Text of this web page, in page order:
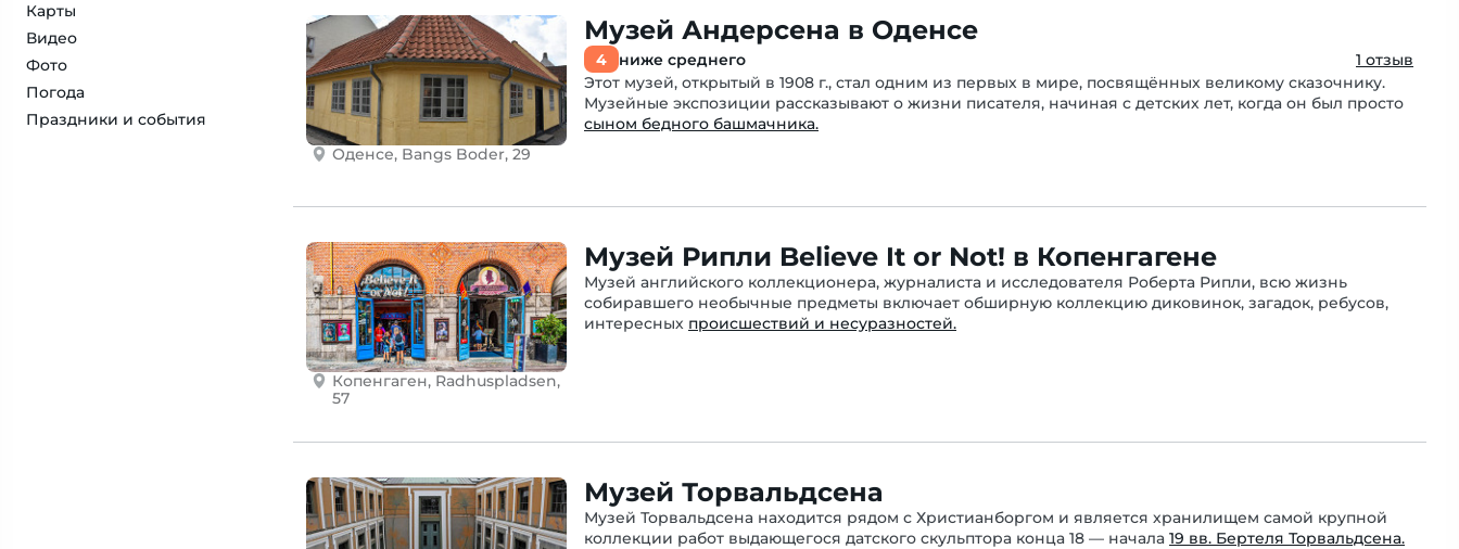
Карты
Видео
Фото
Погода
Праздники и события
Оденсе, Bangs Boder, 29
Музей Андерсена в Оденсе
4 ниже среднего
1 отзыв
Этот музей, открытый в 1908 г., стал одним из первых в мире, посвящённых великому сказочнику.
Музейные экспозиции рассказывают о жизни писателя, начиная с детских лет, когда он был просто
сыном бедного башмачника.
Копенгаген, Radhuspladsen,
57
Музей Рипли Believe It or Not! в Копенгагене
Музей английского коллекционера, журналиста и исследователя Роберта Рипли, всю жизнь
собиравшего необычные предметы включает обширную коллекцию диковинок, загадок, ребусов,
интересных происшествий и несуразностей.
Музей Торвальдсена
Музей Торвальдсена находится рядом с Христианборгом и является хранилищем самой крупной
коллекции работ выдающегося датского скульптора конца 18 — начала 19 вв. Бертеля Торвальдсена.